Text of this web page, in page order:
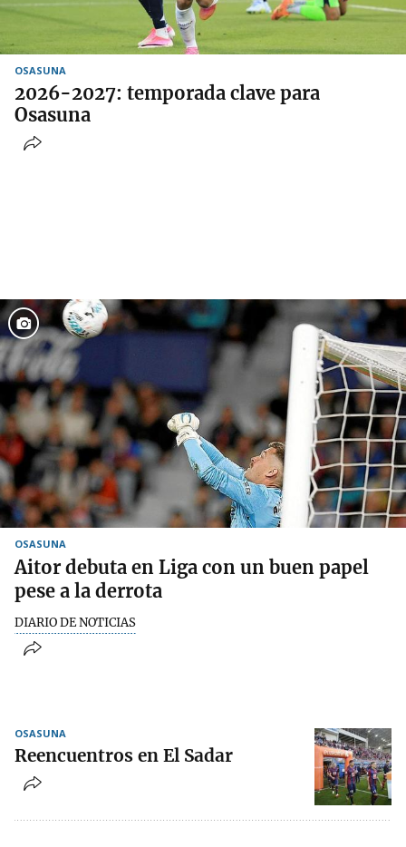
OSASUNA
2026-2027: temporada clave para
Osasuna
OSASUNA
Aitor debuta en Liga con un buen papel
pese a la derrota
DIARIO DE NOTICIAS
OSASUNA
Reencuentros en El Sadar